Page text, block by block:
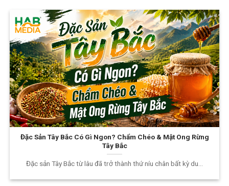
Đặc Sản Tây Bắc Có Gì Ngon? Chẩm Chéo & Mật Ong Rừng
Tây Bắc
Đặc sản Tây Bắc từ lâu đã trở thành thứ níu chân bất kỳ du...